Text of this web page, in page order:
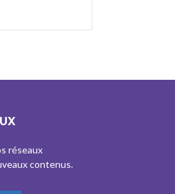
réseaux
contenus.